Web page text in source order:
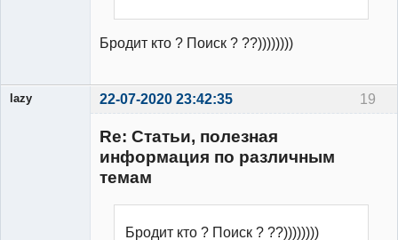
Бродит кто ? Поиск ? ??))))))))
19
lazy 22-07-2020 23:42:35
Re: Статьи, полезная
информация по различным
темам
Бродит кто ? Поиск ? ??))))))))